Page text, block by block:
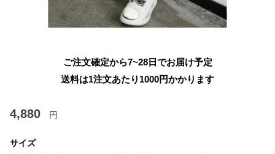
ご注文確定から7~28日でお届け予定
送料は1注文あたり 1000円かかります
4,880 円
サイズ